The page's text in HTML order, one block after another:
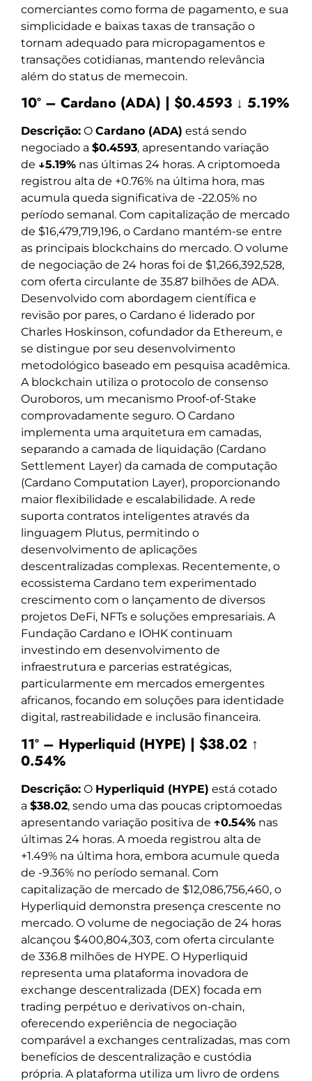
comerciantes como forma de pagamento, e sua
simplicidade e baixas taxas de transação o
tornam adequado para micropagamentos e
transações cotidianas, mantendo relevância
além do status de memecoin.
10º – Cardano (ADA) | $0.4593 ↓ 5.19%
Descrição: O Cardano (ADA) está sendo
negociado a $0.4593, apresentando variação
de ↓5.19% nas últimas 24 horas. A criptomoeda
registrou alta de +0.76% na última hora, mas
acumula queda significativa de -22.05% no
período semanal. Com capitalização de mercado
de $16,479,719,196, o Cardano mantém-se entre
as principais blockchains do mercado. O volume
de negociação de 24 horas foi de $1,266,392,528,
com oferta circulante de 35.87 bilhões de ADA.
Desenvolvido com abordagem científica e
revisão por pares, o Cardano é liderado por
Charles Hoskinson, cofundador da Ethereum, e
se distingue por seu desenvolvimento
metodológico baseado em pesquisa acadêmica.
A blockchain utiliza o protocolo de consenso
Ouroboros, um mecanismo Proof-of-Stake
comprovadamente seguro. O Cardano
implementa uma arquitetura em camadas,
separando a camada de liquidação (Cardano
Settlement Layer) da camada de computação
(Cardano Computation Layer), proporcionando
maior flexibilidade e escalabilidade. A rede
suporta contratos inteligentes através da
linguagem Plutus, permitindo o
desenvolvimento de aplicações
descentralizadas complexas. Recentemente, o
ecossistema Cardano tem experimentado
crescimento com o lançamento de diversos
projetos DeFi, NFTs e soluções empresariais. A
Fundação Cardano e IOHK continuam
investindo em desenvolvimento de
infraestrutura e parcerias estratégicas,
particularmente em mercados emergentes
africanos, focando em soluções para identidade
digital, rastreabilidade e inclusão financeira.
11º – Hyperliquid (HYPE) | $38.02 ↑
0.54%
Descrição: O Hyperliquid (HYPE) está cotado
a $38.02, sendo uma das poucas criptomoedas
apresentando variação positiva de ↑0.54% nas
últimas 24 horas. A moeda registrou alta de
+1.49% na última hora, embora acumule queda
de -9.36% no período semanal. Com
capitalização de mercado de $12,086,756,460, o
Hyperliquid demonstra presença crescente no
mercado. O volume de negociação de 24 horas
alcançou $400,804,303, com oferta circulante
de 336.8 milhões de HYPE. O Hyperliquid
representa uma plataforma inovadora de
exchange descentralizada (DEX) focada em
trading perpétuo e derivativos on-chain,
oferecendo experiência de negociação
comparável a exchanges centralizadas, mas com
benefícios de descentralização e custódia
própria. A plataforma utiliza um livro de ordens